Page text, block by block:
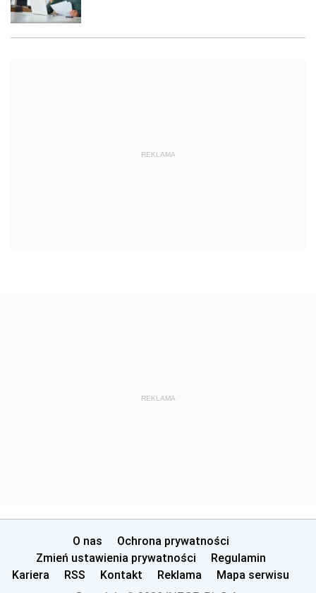
REKLAMA
REKLAMA
O nas
Ochrona prywatności
Zmień ustawienia prywatności
Regulamin
Kariera
RSS Kontakt Reklama Mapa serwisu